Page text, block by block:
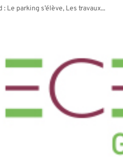
: Le parking s’élève, Les travaux...